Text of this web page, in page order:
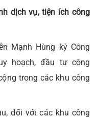
dịch vụ, tiện ích công
Mạnh Hùng ký Công
hoạch, đầu tư công
trong các khu công
đối với các khu công